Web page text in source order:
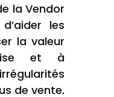
la Vendor
les
la valeur
et à
de vente.